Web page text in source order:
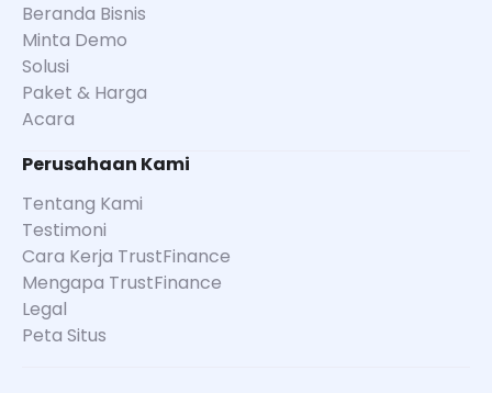
Beranda Bisnis
Minta Demo
Solusi
Paket & Harga
Acara
Perusahaan Kami
Tentang Kami
Testimoni
Cara Kerja TrustFinance
Mengapa TrustFinance
Legal
Peta Situs